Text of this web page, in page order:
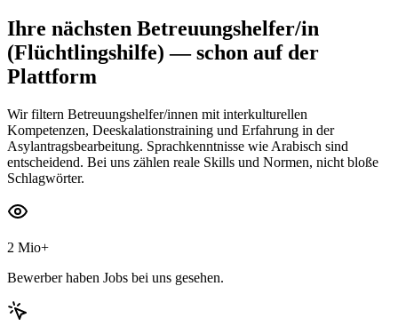
Ihre nächsten Betreuungshelfer/in
(Flüchtlingshilfe) — schon auf der
Plattform
Wir filtern Betreuungshelfer/innen mit interkulturellen
Kompetenzen, Deeskalationstraining und Erfahrung in der
Asylantragsbearbeitung. Sprachkenntnisse wie Arabisch sind
entscheidend. Bei uns zählen reale Skills und Normen, nicht bloße
Schlagwörter.
2 Mio+
Bewerber haben Jobs bei uns gesehen.